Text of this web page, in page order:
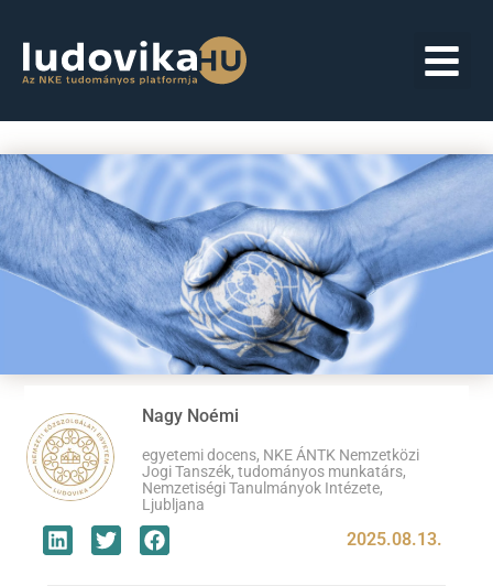
Nagy Noémi
egyetemi docens, NKE ÁNTK Nemzetközi
Jogi Tanszék, tudományos munkatárs,
Nemzetiségi Tanulmányok Intézete,
Ljubljana
2025.08.13.